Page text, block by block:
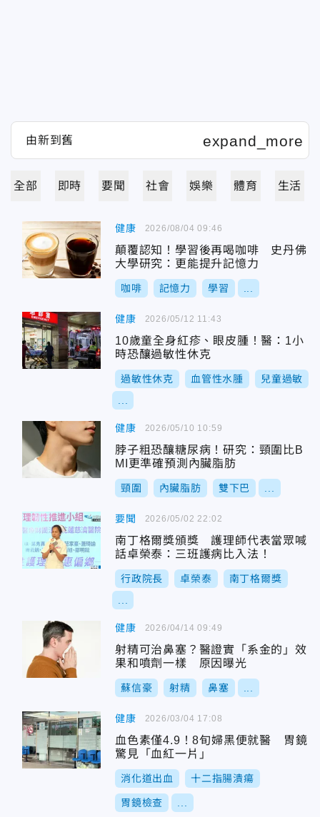
全部 即時 要聞 社會 娛樂 體育 生活
健康
顛覆認知！學習後再喝咖啡 史丹佛
大學研究：更能提升記憶力
咖啡 記憶力 學習
2026/08/04 09:46
健康
10歲童全身紅疹、眼皮腫！醫：1小
時恐釀過敏性休克
過敏性休克 血管性水腫 兒童過敏
2026/05/12 11:43
健康
脖子粗恐釀糖尿病！研究：頸圍比B
MI更準確預測內臟脂肪
頸圍 內臟脂肪 雙下巴
2026/05/10 10:59
要聞
南丁格爾獎頒獎 護理師代表當眾喊
話卓榮泰：三班護病比入法！
行政院長 卓榮泰 南丁格爾獎
2026/05/02 22:02
健康
射精可治鼻塞？醫證實「系金的」效
果和噴劑一樣 原因曝光
蘇信豪 射精 鼻塞
2026/04/14 09:49
健康
血色素僅4.9！8旬婦黑便就醫 胃鏡
驚見「血紅一片」
消化道出血 十二指腸潰瘍
胃鏡檢查
2026/03/04 17:08